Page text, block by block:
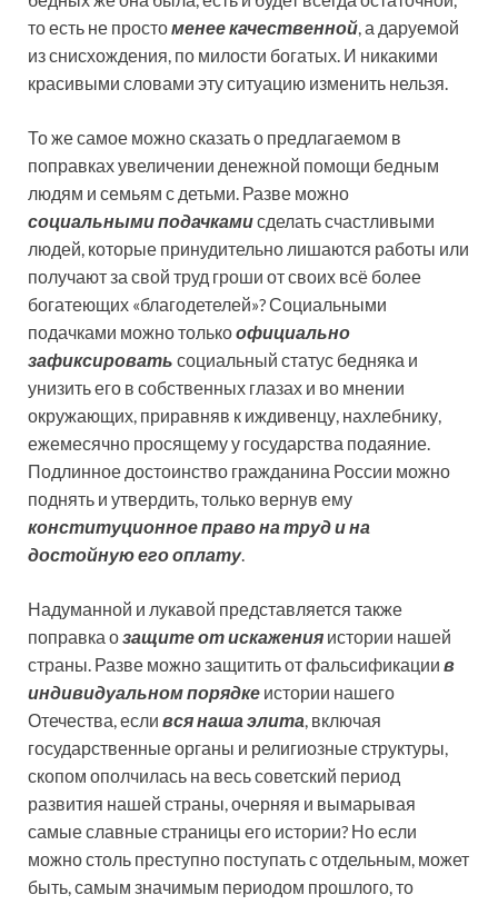
то есть не простоменее качественной, а даруемой
из снисхождения, по милости богатых. И никакими
красивыми словами эту ситуацию изменить нельзя.
То же самое можно сказать о предлагаемом в
поправках увеличении денежной помощи бедным
людям и семьям с детьми. Разве можно
социальными подачкамисделать счастливыми
людей, которые принудительно лишаются работы или
получают за свой труд гроши от своих всё более
богатеющих «благодетелей»? Социальными
подачками можно толькоофициально
зафиксировать социальный статус бедняка и
унизить его в собственных глазах и во мнении
окружающих, приравняв к иждивенцу, нахлебнику,
ежемесячно просящему у государства подаяние.
Подлинное достоинство гражданина России можно
поднять и утвердить, только вернув ему
конституционное право на труд и на
достойную его оплату.
Надуманной и лукавой представляется также
поправка озащите от искажения истории нашей
страны. Разве можно защитить от фальсификации в
индивидуальном порядке истории нашего
Отечества, если вся наша элита, включая
государственные органы и религиозные структуры,
скопом ополчилась на весь советский период
развития нашей страны, очерняя и вымарывая
самые славные страницы его истории? Но если
можно столь преступно поступать с отдельным, может
быть, самым значимым периодом прошлого, то